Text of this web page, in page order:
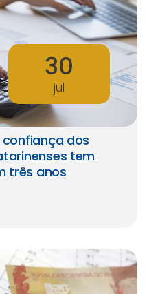
30
jul
dos
tem
três anos